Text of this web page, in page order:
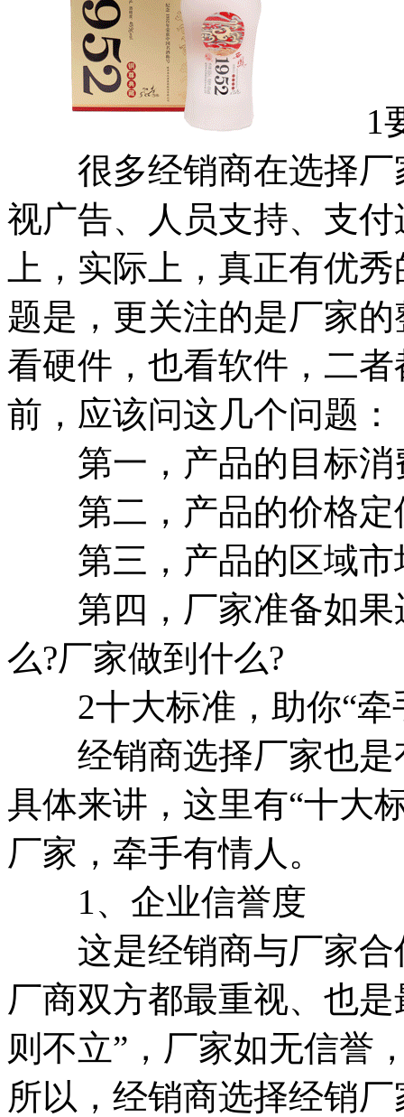
1要
很多经销商在选择厂
视广告、人员支持、支
上，实际上，真正有优
题是，更关注的是厂家
看硬件，也看软件，二
前，应该问这几个问题：
第一，产品的目标消
第二，产品的价格定
第三，产品的区域市
第四，厂家准备如果
么?厂家做到什么?
2十大标准，助你“牵
经销商选择厂家也是
具体来讲，这里有“十大
厂家，牵手有情人。
1、企业信誉度
这是经销商与厂家合
厂商双方都最重视、也
则不立”，厂家如无信誉
所以，经销商选择经销